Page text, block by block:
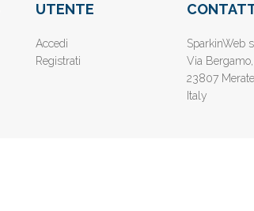
UTENTE
Accedi
Registrati
SparkinWeb
Via
23807
Italy